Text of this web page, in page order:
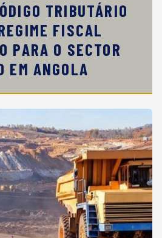
TRIBUTÁRIO
FISCAL
PARA O SECTOR
EM ANGOLA